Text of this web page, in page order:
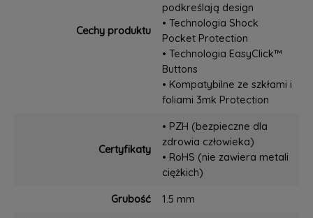
Cechy produktu
podkreślają design
• Technologia Shock
Pocket Protection
• Technologia EasyClick™
Buttons
• Kompatybilne ze szkłami i
foliami 3mk Protection
Certyfikaty
• PZH (bezpieczne dla
zdrowia człowieka)
• RoHS (nie zawiera metali
ciężkich)
Grubość
1.5 mm